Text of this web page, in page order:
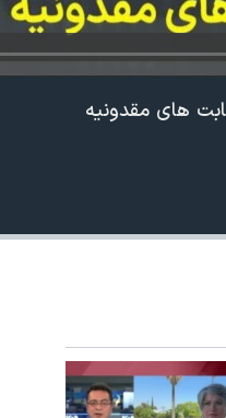
های مقدونیه